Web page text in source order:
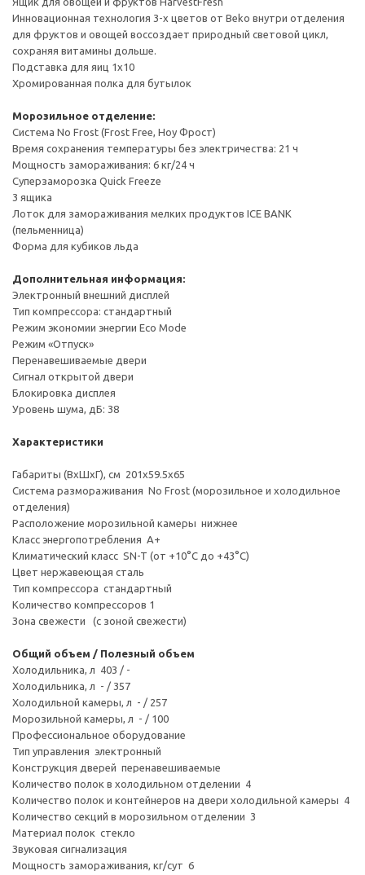
Инновационная технология 3-х цветов от Beko внутри отделения
для фруктов и овощей воссоздает природный световой цикл,
сохраняя витамины дольше.
Подставка для яиц 1х10
Хромированная полка для бутылок
Морозильное отделение:
Система No Frost (Frost Free, Ноу Фрост)
Время сохранения температуры без электричества: 21 ч
Мощность замораживания: 6 кг/24 ч
Суперзаморозка Quick Freeze
3 ящика
Лоток для замораживания мелких продуктов ICE BANK
(пельменница)
Форма для кубиков льда
Дополнительная информация:
Электронный внешний дисплей
Тип компрессора: стандартный
Режим экономии энергии Eco Mode
Режим «Отпуск»
Перенавешиваемые двери
Сигнал открытой двери
Блокировка дисплея
Уровень шума, дБ: 38
Характеристики
Габариты (ВxШxГ), см 201x59.5x65
Система размораживания No Frost (морозильное и холодильное
отделения)
Расположение морозильной камеры нижнее
Класс энергопотребления A+
Климатический класс SN-T (от +10°C до +43°C)
Цвет нержавеющая сталь
Тип компрессора стандартный
Количество компрессоров 1
Зона свежести (с зоной свежести)
Общий объем / Полезный объем
Холодильника, л 403 / -
Холодильника, л - / 357
Холодильной камеры, л - / 257
Морозильной камеры, л - / 100
Профессиональное оборудование
Тип управления электронный
Конструкция дверей перенавешиваемые
Количество полок в холодильном отделении 4
Количество полок и контейнеров на двери холодильной камеры 4
Количество секций в морозильном отделении 3
Материал полок стекло
Звуковая сигнализация
Мощность замораживания, кг/сут 6